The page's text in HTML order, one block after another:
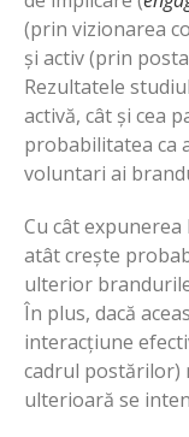
(prin vizionarea
și activ (prin
Rezultatele
activă, cât și cea
probabilitatea ca
voluntari ai
Cu cât
atât crește
ulterior
În plus, dacă
interacțiune
cadrul postărilor)
ulterioară se